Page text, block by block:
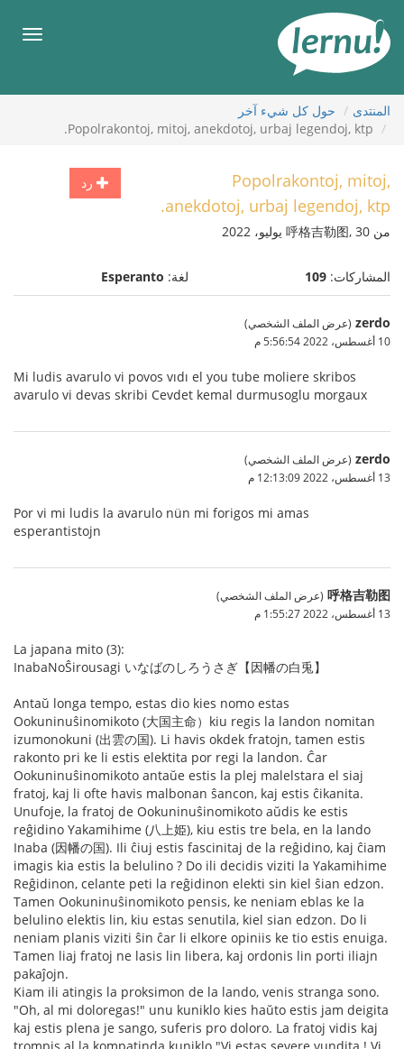
المحتويات
قائمة
المنتدى
حول كل شيء آخر
Popolrakontoj, mitoj, anekdotoj, urbaj legendoj, ktp.
رد
Popolrakontoj, mitoj,
anekdotoj, urbaj legendoj, ktp.
من 呼格吉勒图, 30 يوليو، 2022
المشاركات: 109 لغة: Esperanto
zerdo (عرض الملف الشخصي)
10 أغسطس، 2022 5:56:54 م
Mi ludis avarulo vi povos vıdı el you tube moliere skribos
avarulo vi devas skribi Cevdet kemal durmusoglu morgaux
zerdo (عرض الملف الشخصي)
13 أغسطس، 2022 12:13:09 م
Por vi mi ludis la avarulo nün mi forigos mi amas
esperantistojn
呼格吉勒图 (عرض الملف الشخصي)
13 أغسطس، 2022 1:55:27 م
La japana mito (3):
InabaNoŜirousagi いなばのしろうさぎ【因幡の白兎】
Antaŭ longa tempo, estas dio kies nomo estas
Ookuninuŝinomikoto (大国主命）kiu regis la landon nomitan
izumonokuni (出雲の国). Li havis okdek fratojn, tamen estis
rakonto pri ke li estis elektita por regi la landon. Ĉar
Ookuninuŝinomikoto antaŭe estis la plej malelstara el siaj
fratoj, kaj li ofte havis malbonan ŝancon, kaj estis ĉikanita.
Unufoje, la fratoj de Ookuninuŝinomikoto aŭdis ke estis
reĝidino Yakamihime (八上姫), kiu estis tre bela, en la lando
Inaba (因幡の国). Ili ĉiuj estis fascinitaj de la reĝidino, kaj ĉiam
imagis kia estis la belulino ? Do ili decidis viziti la Yakamihime
Reĝidinon, celante peti la reĝidinon elekti sin kiel ŝian edzon.
Tamen Ookuninuŝinomikoto pensis, ke neniam eblas ke la
belulino elektis lin, kiu estas senutila, kiel sian edzon. Do li
neniam planis viziti ŝin ĉar li elkore opiniis ke tio estis enuiga.
Tamen liaj fratoj ne lasis lin libera, kaj ordonis lin porti iliajn
pakaĵojn.
Kiam ili atingis la proksimon de la lando, venis stranga sono.
"Oh, al mi doloregas!" unu kuniklo kies haŭto estis jam deigita
kaj estis plena je sango, suferis pro doloro. La fratoj vidis kaj